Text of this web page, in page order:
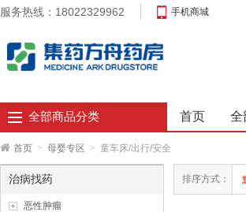
服务热线：18022329962 手机商城
全部商品分类 首页 全
首页 > 母婴专区 > 童车床/出行/安全
治病找药
恶性肿瘤
排序方式：